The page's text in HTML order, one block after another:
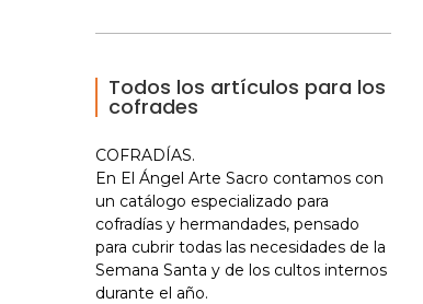
Todos los artículos para los
cofrades
COFRADÍAS.
En El Ángel Arte Sacro contamos con
un catálogo especializado para
cofradías y hermandades, pensado
para cubrir todas las necesidades de la
Semana Santa y de los cultos internos
durante el año.